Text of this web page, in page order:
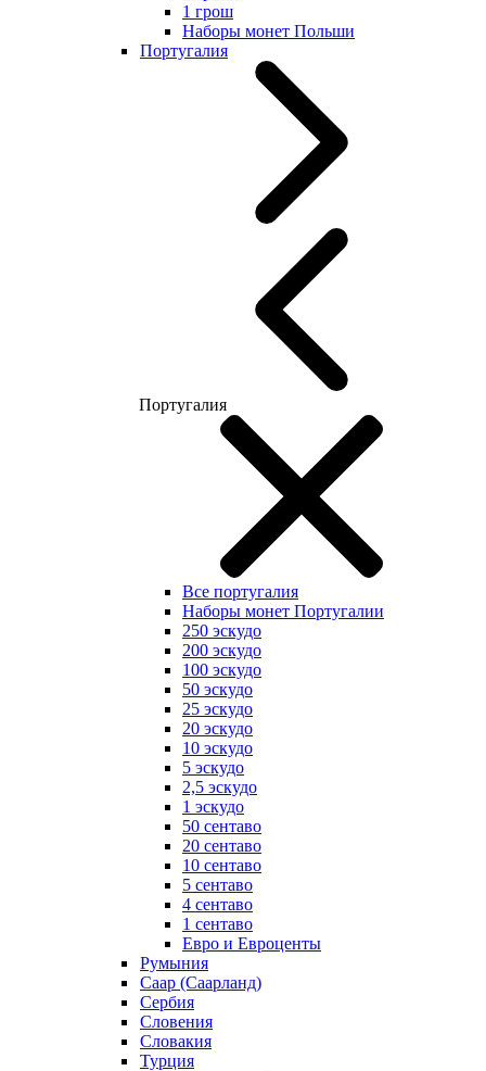
1 грош
Наборы монет Польши
Португалия
Португалия
Все португалия
Наборы монет Португалии
250 эскудо
200 эскудо
100 эскудо
50 эскудо
25 эскудо
20 эскудо
10 эскудо
5 эскудо
2,5 эскудо
1 эскудо
50 сентаво
20 сентаво
10 сентаво
5 сентаво
4 сентаво
1 сентаво
Евро и Евроценты
Румыния
Саар (Саарланд)
Сербия
Словения
Словакия
Турция